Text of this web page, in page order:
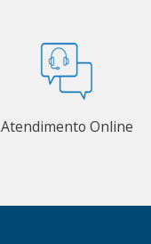
Atendimento Online